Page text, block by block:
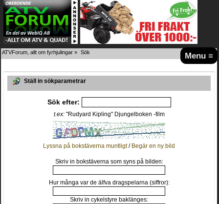
Menu ≡
ATVForum, allt om fyrhjulingar » Sök
Ställ in sökparametrar
Sök efter:
t.ex:"Rudyard Kipling" Djungelboken -film
Lyssna på bokstäverna muntligt/ Begär en ny bild
Skriv in bokstäverna som syns på bilden:
Hur många var de älfva dragspelarna (siffror):
Skriv in cykelstyre baklänges: